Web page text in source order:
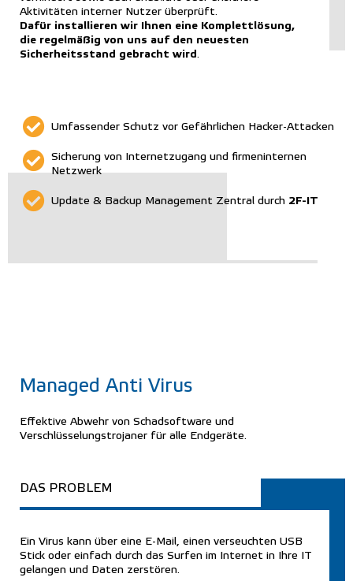
Aktivitäten interner Nutzer überprüft.
Dafür installieren wir Ihnen eine Komplettlösung,
die regelmäßig von uns auf den neuesten
Sicherheitsstand gebracht wird.
Umfassender Schutz vor Gefährlichen Hacker-Attacken
Sicherung von Internetzugang und firmeninternen
Netzwerk
Update & Backup Management Zentral durch 2F-IT
Managed Anti Virus
Effektive Abwehr von Schadsoftware und
Verschlüsselungstrojaner für alle Endgeräte.
DAS PROBLEM
Ein Virus kann über eine E-Mail, einen verseuchten USB
Stick oder einfach durch das Surfen im Internet in Ihre IT
gelangen und Daten zerstören.